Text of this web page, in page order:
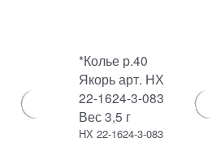
*Колье р.40
Якорь арт. НХ
22-1624-3-083
Вес 3,5 г
НХ 22-1624-3-083